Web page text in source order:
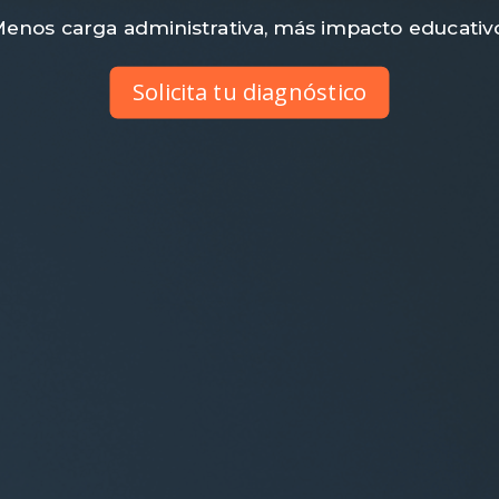
carga administrativa, más impacto
Solicita tu diagnóstico